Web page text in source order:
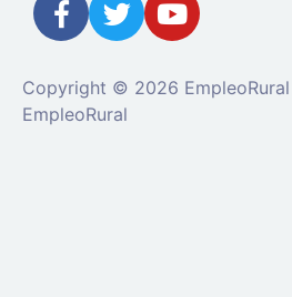
Copyright © 2026
EmpleoRural